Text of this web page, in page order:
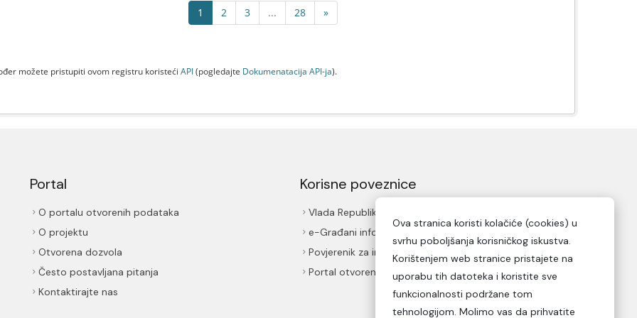
1 2 3 ... 28 »
možete pristupiti ovom registru koristeći API(pogledajte Dokumenаtаcijа API-jа).